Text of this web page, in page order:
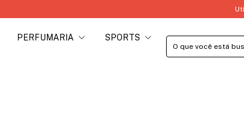
Utilize o Cupom
PERFUMARIA
SPORTS